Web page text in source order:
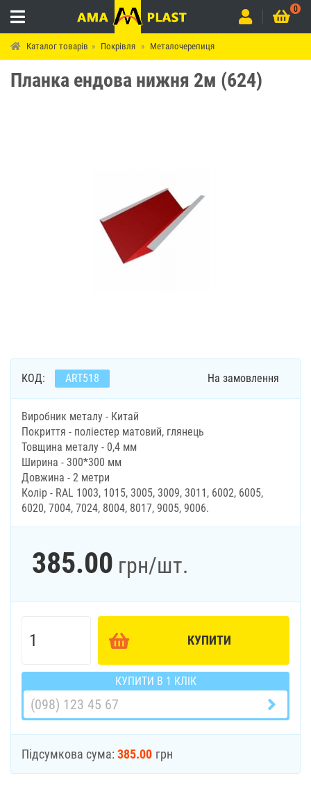
0
Каталог товарів Покрівля Металочерепиця
Планка ендова нижня 2м (624)
КОД: ART518 На замовлення
Виробник металу - Китай
Покриття - поліестер матовий, глянець
Товщина металу - 0,4 мм
Ширина - 300*300 мм
Довжина - 2 метри
Колір - RAL 1003, 1015, 3005, 3009, 3011, 6002, 6005,
6020, 7004, 7024, 8004, 8017, 9005, 9006.
385.00 грн/шт.
КУПИТИ
КУПИТИ В 1 КЛІК
Підсумкова сума: 385.00 грн